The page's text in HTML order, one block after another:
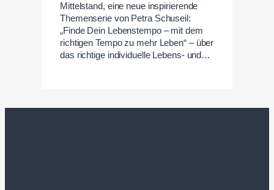
Mittelstand, eine neue inspirierende
Themenserie von Petra Schuseil:
„Finde Dein Lebenstempo – mit dem
richtigen Tempo zu mehr Leben“ – über
das richtige individuelle Lebens- und…